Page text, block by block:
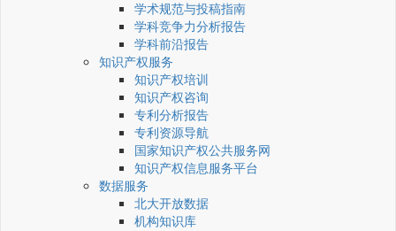
学术规范与投稿指南
学科竞争力分析报告
学科前沿报告
知识产权服务
知识产权培训
知识产权咨询
专利分析报告
专利资源导航
国家知识产权公共服务网
知识产权信息服务平台
数据服务
北大开放数据
机构知识库